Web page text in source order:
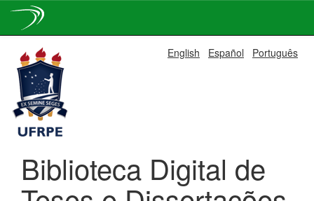
navigation
English Español Português
Biblioteca Digital de